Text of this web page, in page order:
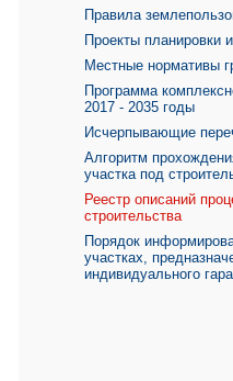
Правила
Проекты планировки
Местные нормативы
Программа
2017 - 2035 годы
Исчерпывающие
Алгоритм
участка под
Реестр описаний
строительства
Порядок
участках,
индивидуального